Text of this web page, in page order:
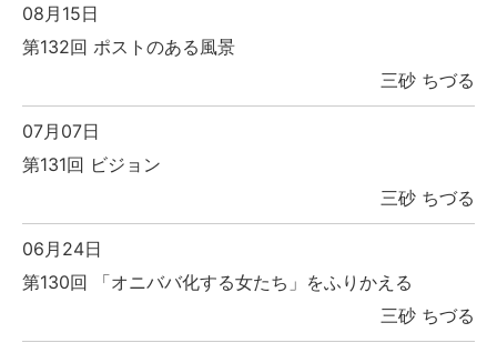
08月15日
第132回 ポストのある風景
三砂 ちづる
07月07日
第131回 ビジョン
三砂 ちづる
06月24日
第130回 「オニババ化する女たち」をふりかえる
三砂 ちづる